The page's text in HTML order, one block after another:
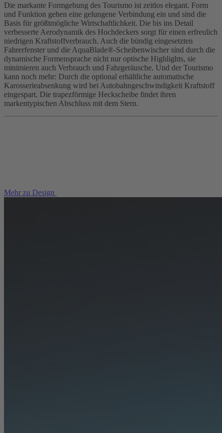
Die markante Formgebung des Tourismo ist zeitlos elegant. Form
und Funktion gehen eine gelungene Verbindung ein und sind die
Basis für größtmögliche Wirtschaftlichkeit. Die bis ins Detail
verbesserte Aerodynamik des Hochdeckers sorgt für einen erfreulich
niedrigen Kraftstoffverbrauch. Auch die bündig eingesetzten
Fahrerfenster und die AquaBlade®-Scheibenwischer sind durch die
dynamische Formensprache nicht nur optische Highlights, sie
minimieren auch Verbrauch und Fahrgeräusche. Und der Tourismo
kann noch mehr: Durch die optional erhältliche automatische
Karosserieabsenkung wird bei Autobahngeschwindigkeit Kraftstoff
eingespart. Die trapezförmige Heckscheibe findet ihren
markentypischen Abschluss mit dem Stern.
Mehr zu Design